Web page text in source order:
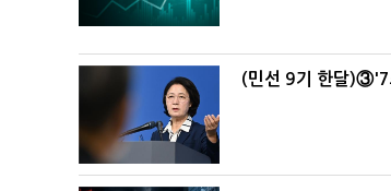
(민선 9기 한달)③'7